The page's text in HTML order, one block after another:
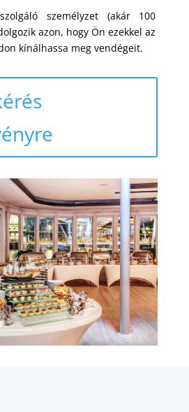
személyzet (akár 100
azon, hogy Ön ezekkel az
kínálhassa meg vendégeit.